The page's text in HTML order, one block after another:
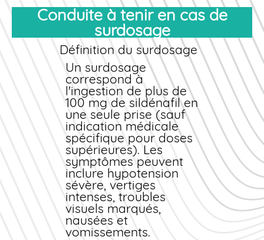
La plupart des effets
indésirables sont
légers et transitoires.
Ils disparaissent
généralement en
quelques heures. Si les
symptômes persistent
ou s'aggravent,
réduisez la dose ou
consultez un
professionnel de
santé. En cas de
priapisme (érection
douloureuse de plus
de 4 heures), appelez
immédiatement le
SAMU (15).
Conduite à tenir en cas de
surdosage
Définition du surdosage
Un surdosage
correspond à
l'ingestion de plus de
100 mg de sildénafil en
une seule prise (sauf
indication médicale
spécifique pour doses
supérieures). Les
symptômes peuvent
inclure hypotension
sévère, vertiges
intenses, troubles
visuels marqués,
nausées et
vomissements.